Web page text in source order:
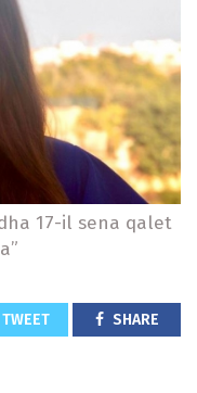
17-il sena qalet
TWEET SHARE